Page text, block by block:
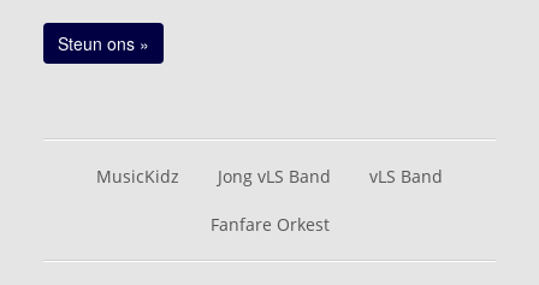
Steun ons »
MusicKidz Jong vLS Band vLS Band
Fanfare Orkest